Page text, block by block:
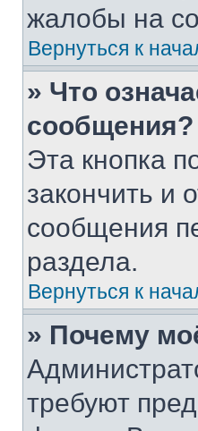
жалобы на
Вернуться к
» Что
сообщения?
Эта кнопка
закончить и
сообщения
раздела.
Вернуться к
» Почему
требуют